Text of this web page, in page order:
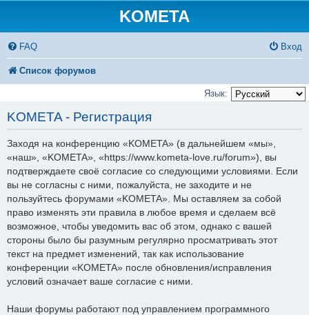
KOMETA
FAQ Вход
Список форумов
Язык:
KOMETA - Регистрация
Заходя на конференцию «KOMETA» (в дальнейшем «мы»,
«наш», «KOMETA», «https://www.kometa-love.ru/forum»), вы
подтверждаете своё согласие со следующими условиями. Если
вы не согласны с ними, пожалуйста, не заходите и не
пользуйтесь форумами «KOMETA». Мы оставляем за собой
право изменять эти правила в любое время и сделаем всё
возможное, чтобы уведомить вас об этом, однако с вашей
стороны было бы разумным регулярно просматривать этот
текст на предмет изменений, так как использование
конференции «KOMETA» после обновления/исправления
условий означает ваше согласие с ними.
Наши форумы работают под управлением программного